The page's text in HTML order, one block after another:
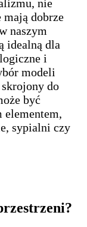
nie
dobrze
naszym
idealną dla
i
modeli
do
być
sypialni czy